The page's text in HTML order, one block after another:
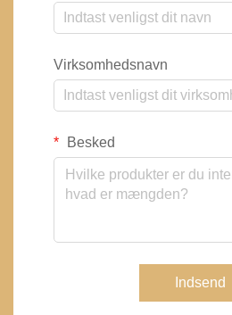
Virksomhedsnavn
Besked
Indsend